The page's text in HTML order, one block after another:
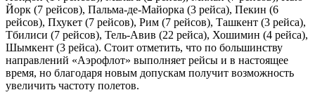
Йорк (7 рейсов), Пальма-де-Майорка (3 рейса), Пекин (6
рейсов), Пхукет (7 рейсов), Рим (7 рейсов), Ташкент (3 рейса),
Тбилиси (7 рейсов), Тель-Авив (22 рейса), Хошимин (4 рейса),
Шымкент (3 рейса). Стоит отметить, что по большинству
направлений «Аэрофлот» выполняет рейсы и в настоящее
время, но благодаря новым допускам получит возможность
увеличить частоту полетов.